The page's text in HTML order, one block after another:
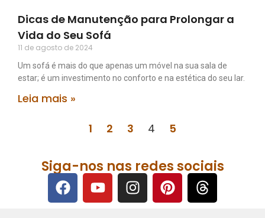
Dicas de Manutenção para Prolongar a
Vida do Seu Sofá
11 de agosto de 2024
Um sofá é mais do que apenas um móvel na sua sala de
estar; é um investimento no conforto e na estética do seu lar.
Leia mais »
1 2 3 4 5
Siga-nos nas redes sociais